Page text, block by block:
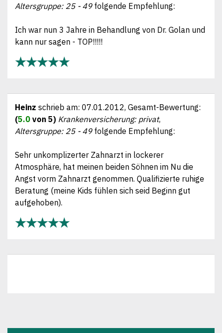
Altersgruppe: 25 - 49folgende Empfehlung:
Ich war nun 3 Jahre in Behandlung von Dr. Golan und
kann nur sagen - TOP!!!!!
★★★★★
Heinz schrieb am: 07.01.2012, Gesamt-Bewertung:
(5.0 von 5) Krankenversicherung: privat,
Altersgruppe: 25 - 49folgende Empfehlung:
Sehr unkomplizerter Zahnarzt in lockerer
Atmosphäre, hat meinen beiden Söhnen im Nu die
Angst vorm Zahnarzt genommen. Qualifizierte ruhige
Beratung (meine Kids fühlen sich seid Beginn gut
aufgehoben).
★★★★★